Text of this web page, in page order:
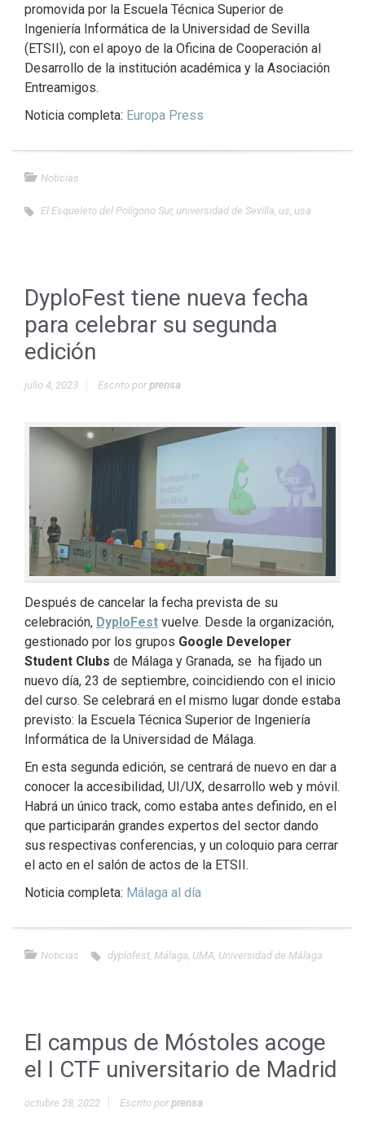
promovida por la Escuela Técnica Superior de
Ingeniería Informática de la Universidad de Sevilla
(ETSII), con el apoyo de la Oficina de Cooperación al
Desarrollo de la institución académica y la Asociación
Entreamigos.
Noticia completa: Europa Press
Noticias
El Esqueleto del Polígono Sur, universidad de Sevilla us usa
DyploFest tiene nueva fecha
para celebrar su segunda
edición
julio 4, 2023 Escrito porprensa
Después de cancelar la fecha prevista de su
celebración, DyploFest vuelve. Desde la organización,
gestionado por los grupos Google Developer
Student Clubs de Málaga y Granada, se ha fijado un
nuevo día, 23 de septiembre, coincidiendo con el inicio
del curso. Se celebrará en el mismo lugar donde estaba
previsto: la Escuela Técnica Superior de Ingeniería
Informática de la Universidad de Málaga.
En esta segunda edición, se centrará de nuevo en dar a
conocer la accesibilidad, UI/UX, desarrollo web y móvil.
Habrá un único track, como estaba antes definido, en el
que participarán grandes expertos del sector dando
sus respectivas conferencias, y un coloquio para cerrar
el acto en el salón de actos de la ETSII.
Noticia completa: Málaga al día
Noticias dyplofest Málaga UMA Universidad de Málaga
El campus de Móstoles acoge
el I CTF universitario de Madrid
octubre 28, 2022 Escrito porprensa